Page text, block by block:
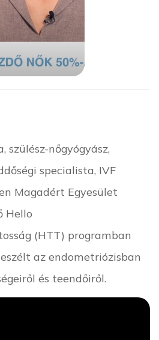
szülész-nőgyógyász,
specialista, IVF
Magadért Egyesület
Hello
(HTT) programban
az endometriózisban
és teendőiről.